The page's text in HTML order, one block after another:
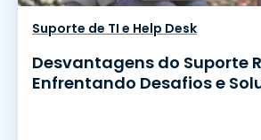
Suporte de TI e Help Desk
Desvantagens do Suporte
Enfrentando Desafios e